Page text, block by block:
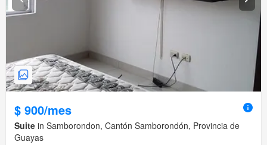
$ 900/mes
Suite in Samborondon, Cantón Samborondón, Provincia de
Guayas